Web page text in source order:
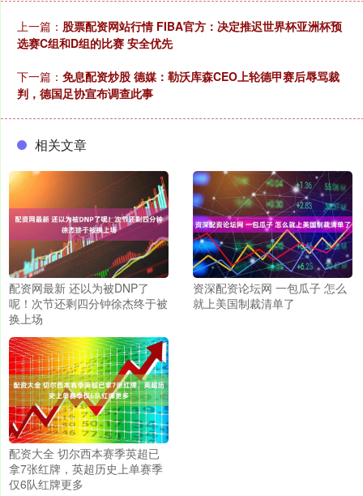
上一篇： 股票配资网站行情 FIBA官方：决定推迟世界杯亚洲杯预
选赛C组和D组的比赛 安全优先
下一篇： 免息配资炒股 德媒：勒沃库森CEO上轮德甲赛后辱骂裁
判，德国足协宣布调查此事
相关文章
配资网最新 还以为被DNP了
呢！次节还剩四分钟徐杰终于被
换上场
资深配资论坛网 一包瓜子 怎么
就上美国制裁清单了
配资大全 切尔西本赛季英超已
拿7张红牌，英超历史上单赛季
仅6队红牌更多